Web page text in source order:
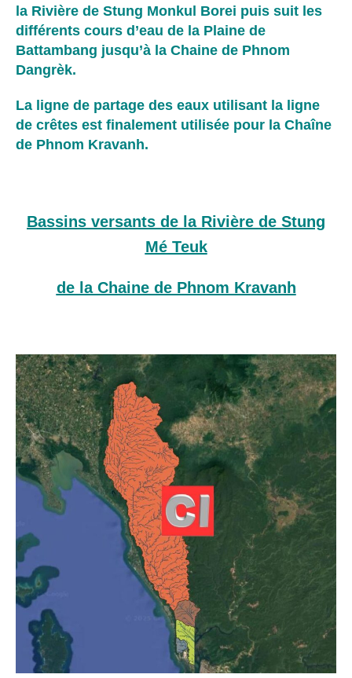
la Rivière de Stung Monkul Borei puis suit les
différents cours d’eau de la Plaine de
Battambang jusqu’à la Chaine de Phnom
Dangrèk.
La ligne de partage des eaux utilisant la ligne
de crêtes est finalement utilisée pour la Chaîne
de Phnom Kravanh.
Bassins versants de la Rivière de Stung
Mé Teuk
de la Chaine de Phnom Kravanh